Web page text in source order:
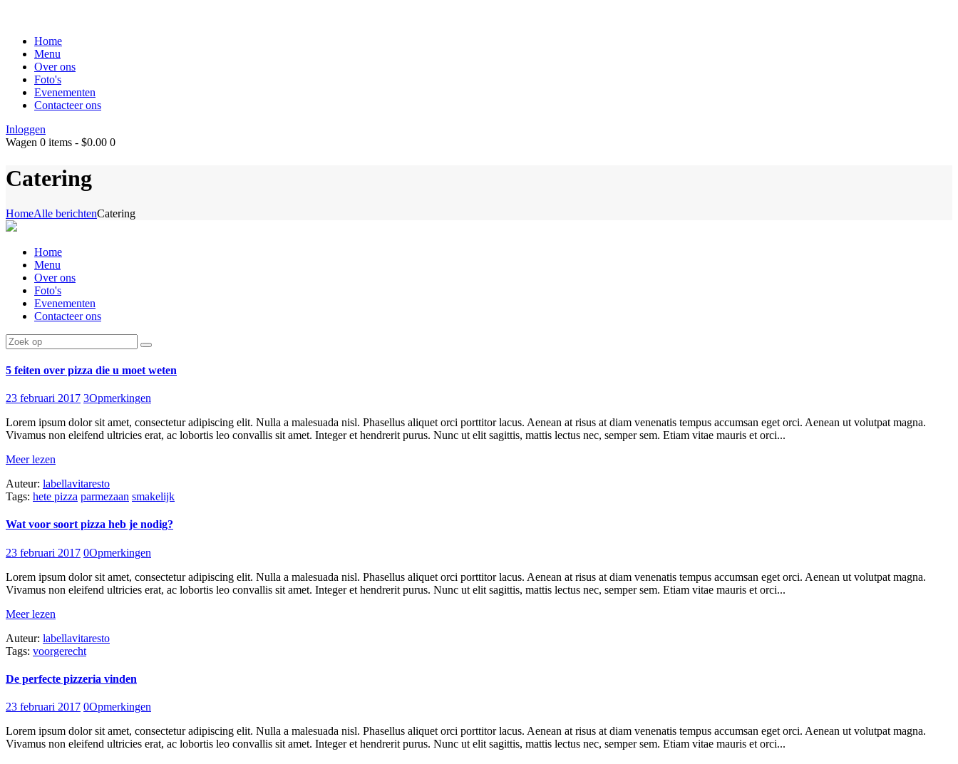
Home
Menu
Over ons
Foto's
Evenementen
Contacteer ons
Inloggen
Wagen 0 items - $0.00 0
Catering
HomeAlle berichtenCatering
Home
Menu
Over ons
Foto's
Evenementen
Contacteer ons
5 feiten over pizza die u moet weten
23 februari 2017 3Opmerkingen
Lorem ipsum dolor sit amet, consectetur adipiscing elit. Nulla a malesuada nisl. Phasellus aliquet orci porttitor lacus. Aenean at risus at diam venenatis tempus accumsan eget orci. Aenean ut volutpat magna.
Vivamus non eleifend ultricies erat, ac lobortis leo convallis sit amet. Integer et hendrerit purus. Nunc ut elit sagittis, mattis lectus nec, semper sem. Etiam vitae mauris et orci...
Meer lezen
Auteur: labellavitaresto
Tags: hete pizza parmezaan smakelijk
Wat voor soort pizza heb je nodig?
23 februari 2017 0Opmerkingen
Lorem ipsum dolor sit amet, consectetur adipiscing elit. Nulla a malesuada nisl. Phasellus aliquet orci porttitor lacus. Aenean at risus at diam venenatis tempus accumsan eget orci. Aenean ut volutpat magna.
Vivamus non eleifend ultricies erat, ac lobortis leo convallis sit amet. Integer et hendrerit purus. Nunc ut elit sagittis, mattis lectus nec, semper sem. Etiam vitae mauris et orci...
Meer lezen
Auteur: labellavitaresto
Tags: voorgerecht
De perfecte pizzeria vinden
23 februari 2017 0Opmerkingen
Lorem ipsum dolor sit amet, consectetur adipiscing elit. Nulla a malesuada nisl. Phasellus aliquet orci porttitor lacus. Aenean at risus at diam venenatis tempus accumsan eget orci. Aenean ut volutpat magna.
Vivamus non eleifend ultricies erat, ac lobortis leo convallis sit amet. Integer et hendrerit purus. Nunc ut elit sagittis, mattis lectus nec, semper sem. Etiam vitae mauris et orci...